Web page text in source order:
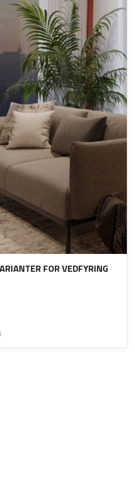
FOR VEDFYRING